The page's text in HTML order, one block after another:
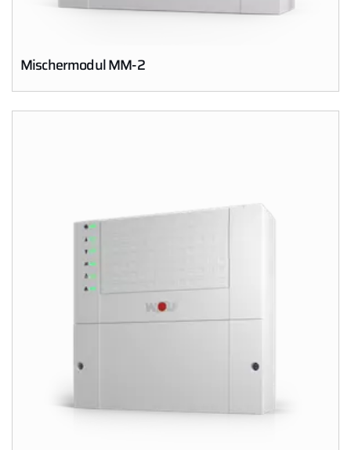
Mischermodul MM-2